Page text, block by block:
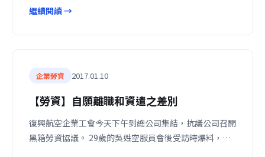
繼續閱讀 →
企業勞資 2017.01.10
【勞資】自願離職和資遣之差別
復興航空企業工會今天下午到總公司集結，抗議公司召開
黑箱勞資協議。 29歲的吳姓空服員會後受訪時爆料，…